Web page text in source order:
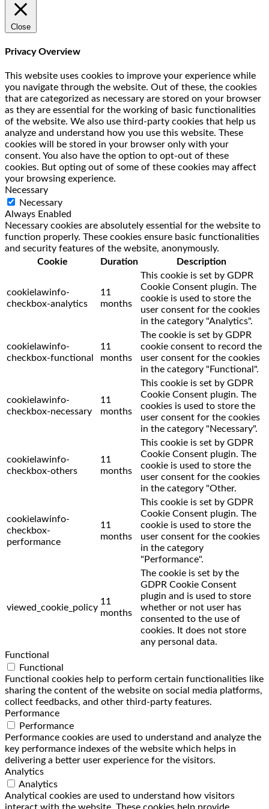
Close
Privacy Overview
This website uses cookies to improve your experience while
you navigate through the website. Out of these, the cookies
that are categorized as necessary are stored on your browser
as they are essential for the working of basic functionalities
of the website. We also use third-party cookies that help us
analyze and understand how you use this website. These
cookies will be stored in your browser only with your
consent. You also have the option to opt-out of these
cookies. But opting out of some of these cookies may affect
your browsing experience.
Necessary
Necessary
Always Enabled
Necessary cookies are absolutely essential for the website to
function properly. These cookies ensure basic functionalities
and security features of the website, anonymously.
Cookie
Duration Description
cookielawinfo-
checkbox-analytics
11
months
This cookie is set by GDPR
Cookie Consent plugin. The
cookie is used to store the
user consent for the cookies
in the category "Analytics".
cookielawinfo-
checkbox-functional
11
months
The cookie is set by GDPR
cookie consent to record the
user consent for the cookies
in the category "Functional".
cookielawinfo-
checkbox-necessary
11
months
This cookie is set by GDPR
Cookie Consent plugin. The
cookies is used to store the
user consent for the cookies
in the category "Necessary".
cookielawinfo-
checkbox-others
11
months
This cookie is set by GDPR
Cookie Consent plugin. The
cookie is used to store the
user consent for the cookies
in the category "Other.
cookielawinfo-
checkbox-
performance
11
months
This cookie is set by GDPR
Cookie Consent plugin. The
cookie is used to store the
user consent for the cookies
in the category
"Performance".
viewed_cookie_policy
11
months
The cookie is set by the
GDPR Cookie Consent
plugin and is used to store
whether or not user has
consented to the use of
cookies. It does not store
any personal data.
Functional
Functional
Functional cookies help to perform certain functionalities like
sharing the content of the website on social media platforms,
collect feedbacks, and other third-party features.
Performance
Performance
Performance cookies are used to understand and analyze the
key performance indexes of the website which helps in
delivering a better user experience for the visitors.
Analytics
Analytics
Analytical cookies are used to understand how visitors